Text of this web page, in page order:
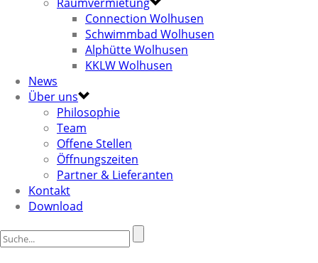
Connection Wolhusen
Schwimmbad Wolhusen
Alphütte Wolhusen
KKLW Wolhusen
News
Über uns
Philosophie
Team
Offene Stellen
Öffnungszeiten
Partner & Lieferanten
Kontakt
Download